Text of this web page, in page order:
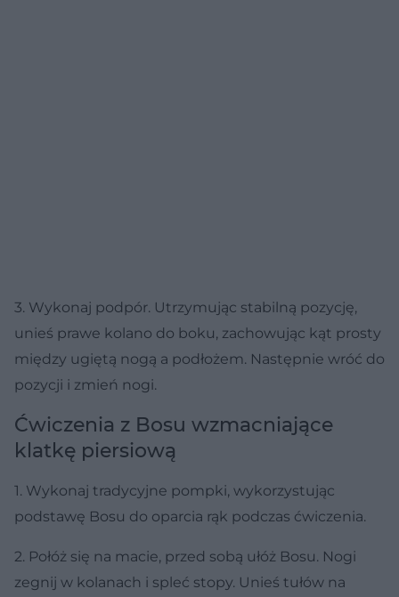
3. Wykonaj podpór. Utrzymując stabilną pozycję,
unieś prawe kolano do boku, zachowując kąt prosty
między ugiętą nogą a podłożem. Następnie wróć do
pozycji i zmień nogi.
Ćwiczenia z Bosu wzmacniające
klatkę piersiową
1. Wykonaj tradycyjne pompki, wykorzystując
podstawę Bosu do oparcia rąk podczas ćwiczenia.
2. Połóż się na macie, przed sobą ułóż Bosu. Nogi
zegnij w kolanach i spleć stopy. Unieś tułów na